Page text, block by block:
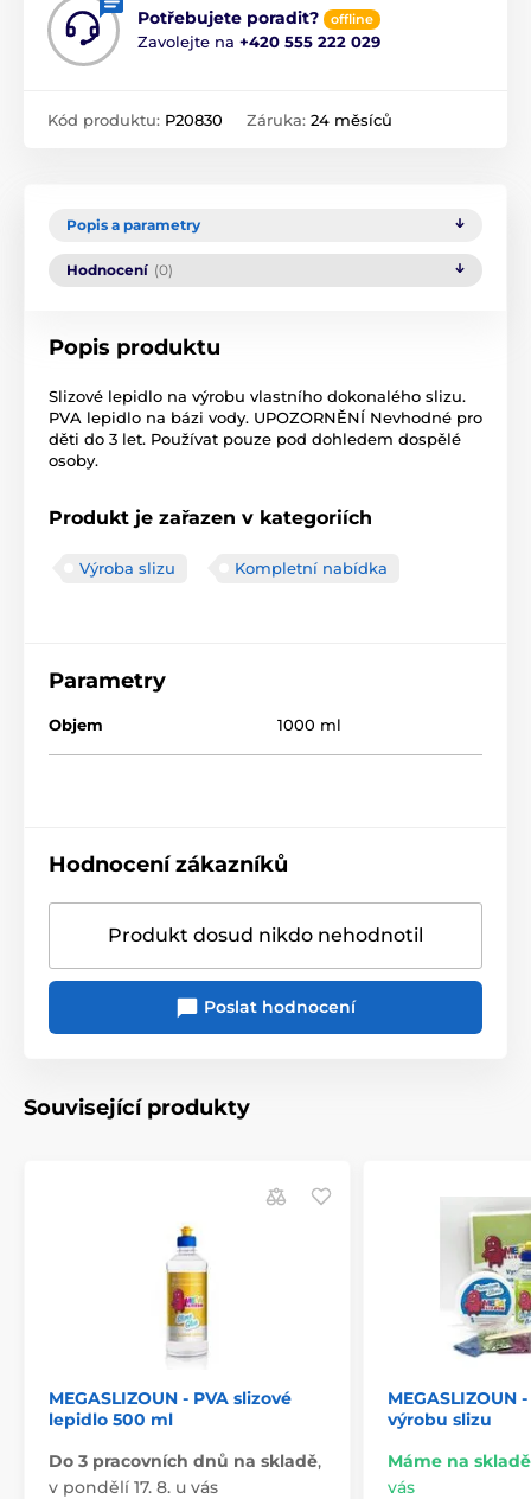
Potřebujete poradit? offline
Zavolejte na +420 555 222 029
Kód produktu: P20830 Záruka: 24 měsíců
Popis a parametry
Hodnocení (0)
Popis produktu
Slizové lepidlo na výrobu vlastního dokonalého slizu.
PVA lepidlo na bázi vody. UPOZORNĚNÍ Nevhodné pro
děti do 3 let. Používat pouze pod dohledem dospělé
osoby.
Produkt je zařazen v kategoriích
Výroba slizu Kompletní nabídka
Parametry
Objem 1000 ml
Hodnocení zákazníků
Produkt dosud nikdo nehodnotil
Poslat hodnocení
Související produkty
MEGASLIZOUN - PVA slizové
lepidlo 500 ml
Do 3 pracovních dnů na skladě,
v pondělí 17. 8. u vás
MEGASLIZOUN
výrobu slizu
Máme na skladě
vás